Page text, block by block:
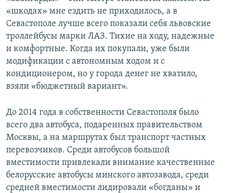
«шкодах» мне ездить не приходилось, а в
Севастополе лучше всего показали себя львовские
троллейбусы марки ЛАЗ. Тихие на ходу, надежные
и комфортные. Когда их покупали, уже были
модификации с автономным ходом и с
кондиционером, но у города денег не хватило,
взяли «бюджетный вариант».
До 2014 года в собственности Севастополя было
всего два автобуса, подаренных правительством
Москвы, а на маршрутах был транспорт частных
перевозчиков. Среди автобусов большой
вместимости привлекали внимание качественные
белорусские автобусы минского автозавода, среди
средней вместимости лидировали «богданы» и